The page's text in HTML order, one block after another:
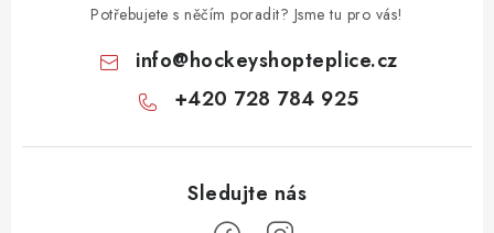
Potřebujete s něčím poradit? Jsme tu pro vás!
info@hockeyshopteplice.cz
+420 728 784 925